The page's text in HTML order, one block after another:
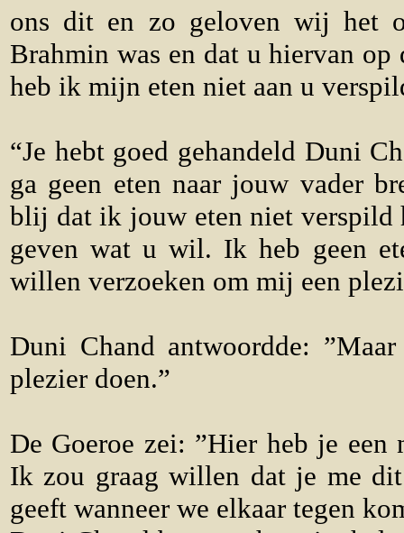
ons dit en zo geloven wij het
Brahmin was en dat u hiervan
heb ik mijn eten niet aan u
“Je hebt goed gehandeld Duni
ga geen eten naar jouw vader
blij dat ik jouw eten niet verspild
geven wat u wil. Ik heb geen
willen verzoeken om mij een
Duni Chand antwoordde:
plezier doen.”
De Goeroe zei: ”Hier heb je
Ik zou graag willen dat je me
geeft wanneer we elkaar tegen